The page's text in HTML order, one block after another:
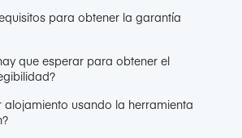
para obtener la garantía
que esperar para obtener el
alojamiento usando la herramienta